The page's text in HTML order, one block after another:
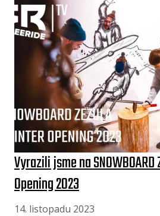
Vyrazili jsme na
Opening 2023
14. listopadu 2023